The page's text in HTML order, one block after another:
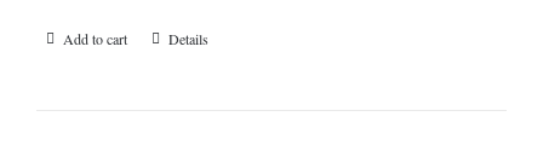
Add to cart Details